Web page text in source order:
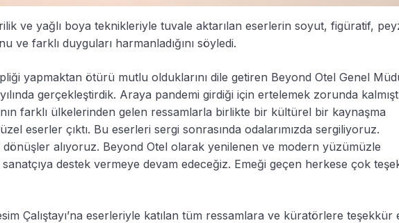
ve yağlı boya teknikleriyle tuvale aktarılan eserlerin soyut, figüratif,
farklı duyguları harmanladığını söyledi.
yapmaktan ötürü mutlu olduklarını dile getiren Beyond Otel Genel
gerçekleştirdik. Araya pandemi girdiği için ertelemek zorunda
farklı ülkelerinden gelen ressamlarla birlikte bir kültürel bir kaynaşma
eserler çıktı. Bu eserleri sergi sonrasında odalarımızda sergiliyoruz.
alıyoruz. Beyond Otel olarak yenilenen ve modern yüzümüzle
destek vermeye devam edeceğiz. Emeği geçen herkese çok
Çalıştayı’na eserleriyle katılan tüm ressamlara ve küratörlere teşekkür